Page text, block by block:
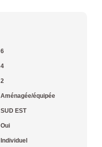
6
4
2
Aménagée/équipée
SUD EST
Oui
Individuel